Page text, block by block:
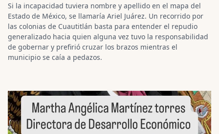
Si la incapacidad tuviera nombre y apellido en el mapa del
Estado de México, se llamaría Ariel Juárez. Un recorrido por
las colonias de Cuautitlán basta para entender el repudio
generalizado hacia quien alguna vez tuvo la responsabilidad
de gobernar y prefirió cruzar los brazos mientras el
municipio se caía a pedazos.